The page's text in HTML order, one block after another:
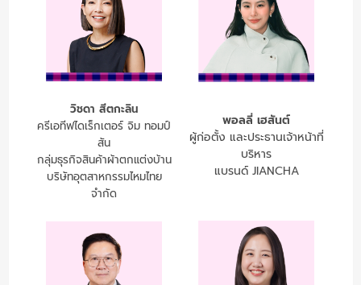
วิชดา สีตกะลิน
ครีเอทีฟไดเร็กเตอร์ จิม ทอมป์
สัน
กลุ่มธุรกิจสินค้าผ้าตกแต่งบ้าน
บริษัทอุตสาหกรรมไหมไทย
จำกัด
พอลลี่ เฮสันต์
ผู้ก่อตั้ง และประธานเจ้าหน้าที่
บริหาร
แบรนด์ JIANCHA